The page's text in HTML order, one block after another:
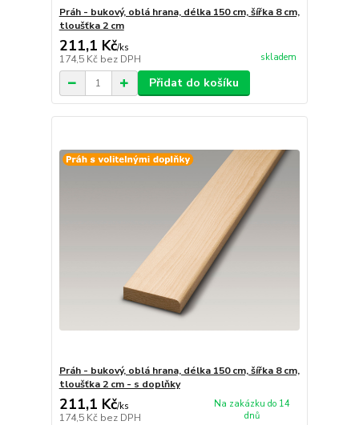
Práh - bukový, oblá hrana, délka 150 cm, šířka 8 cm,
tloušťka 2 cm
211,1 Kč/ks
174,5 Kč bez DPH skladem
Přidat do košíku
Práh - bukový, oblá hrana, délka 150 cm, šířka 8 cm,
tloušťka 2 cm - s doplňky
211,1 Kč/ks
174,5 Kč bez DPH
Na zakázku do 14
dnů